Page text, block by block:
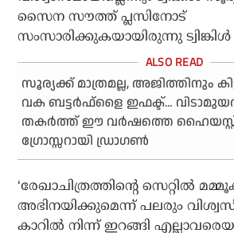
സൈന സൗത്ത് പ്ലസിനോട്
സംസാരിക്കുകയായിരുന്നു
സൂര്യക്ക് മാത്രമല്ല, അജിത്തിനും
വക ബട്ടര്‍ഫ്‌ളൈ ഇഫക്ട്…
തകര്‍ത്ത് ഈ വര്‍ഷത്തെ
ഗ്രോസ്സറായി ഡ്രാഗണ്‍
‘രേഖാചിത്രത്തിന്റെ സെറ്റില്‍
അഭിനയിക്കുമെന്ന് പലരും
കാറില്‍ നിന്ന് ഇറങ്ങി